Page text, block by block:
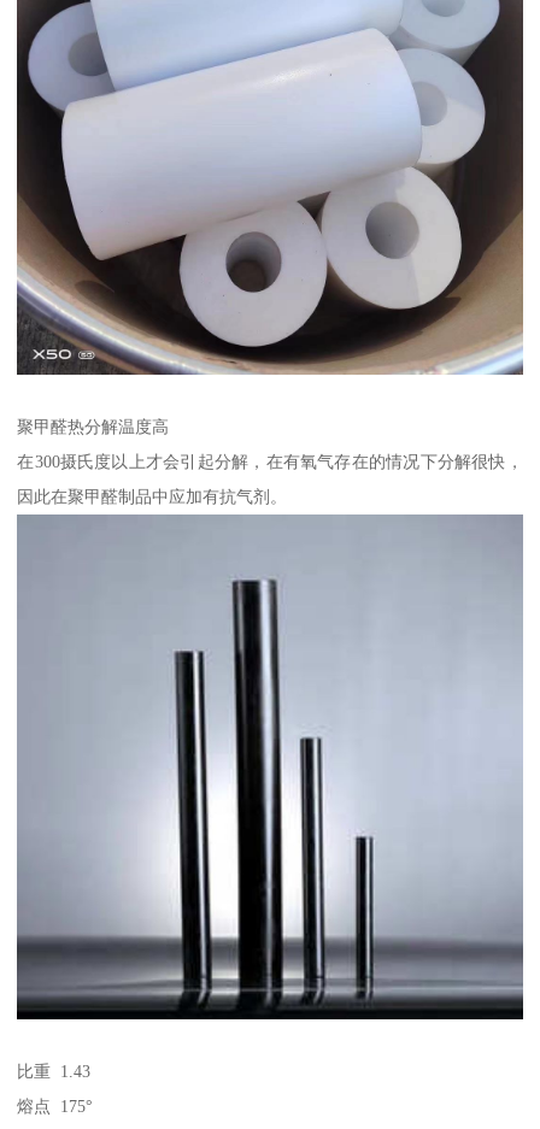
聚甲醛热分解温度高
在300摄氏度以上才会引起分解，在有氧气存在的情况下分解很快，
因此在聚甲醛制品中应加有抗气剂。
比重 1.43
熔点 175°